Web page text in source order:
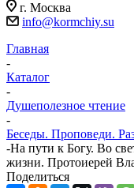
г. Москва
info@kormchiy.su
Главная
-
Каталог
-
Душеполезное чтение
-
Беседы. Проповеди.
-На пути к Богу. Во
жизни. Протоиерей
Поделиться